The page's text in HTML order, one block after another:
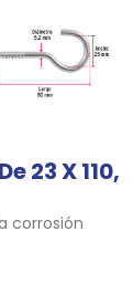
23 X 110,
corrosión